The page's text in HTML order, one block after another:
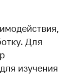
Для
изучения